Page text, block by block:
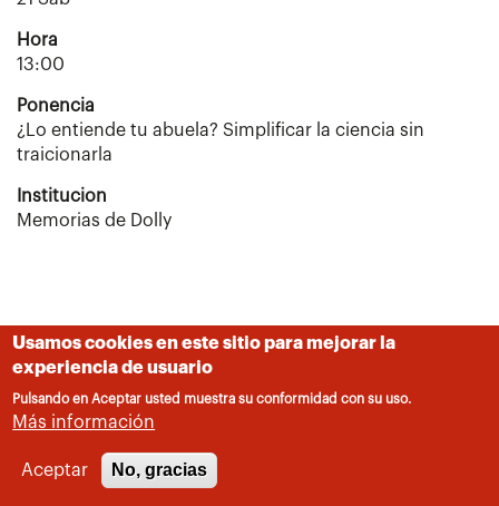
Hora
13:00
Ponencia
¿Lo entiende tu abuela? Simplificar la ciencia sin
traicionarla
Institucion
Memorias de Dolly
Usamos cookies en este sitio para mejorar la
experiencia de usuario
Pulsando en Aceptar usted muestra su conformidad con su uso.
Más información
Aceptar No, gracias